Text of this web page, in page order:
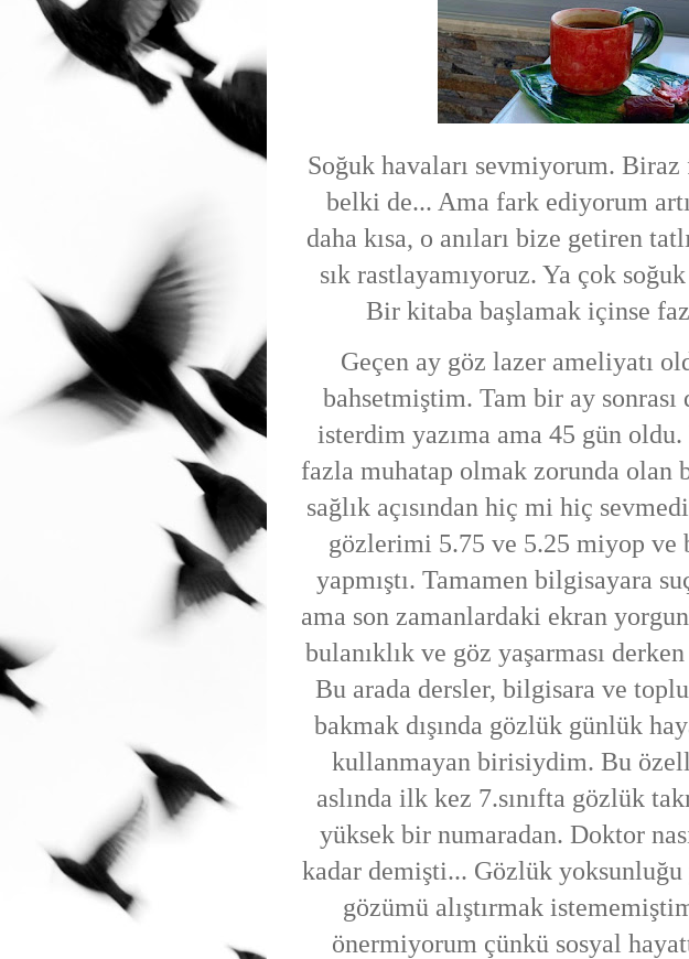
Soğuk havaları sevmiyorum. Biraz
belki de... Ama fark ediyorum
daha kısa, o anıları bize getiren
sık rastlayamıyoruz. Ya çok
Bir kitaba başlamak içinse
Geçen ay göz lazer ameliyatı
bahsetmiştim. Tam bir ay sonrası
isterdim yazıma ama 45 gün
fazla muhatap olmak zorunda olan
sağlık açısından hiç mi hiç
gözlerimi 5.75 ve 5.25 miyop ve
yapmıştı. Tamamen bilgisayara
ama son zamanlardaki ekran
bulanıklık ve göz yaşarması
Bu arada dersler, bilgisara ve toplu
bakmak dışında gözlük günlük
kullanmayan birisiydim. Bu
aslında ilk kez 7.sınıfta gözlük
yüksek bir numaradan. Doktor
kadar demişti... Gözlük yoksunluğu
gözümü alıştırmak
önermiyorum çünkü sosyal